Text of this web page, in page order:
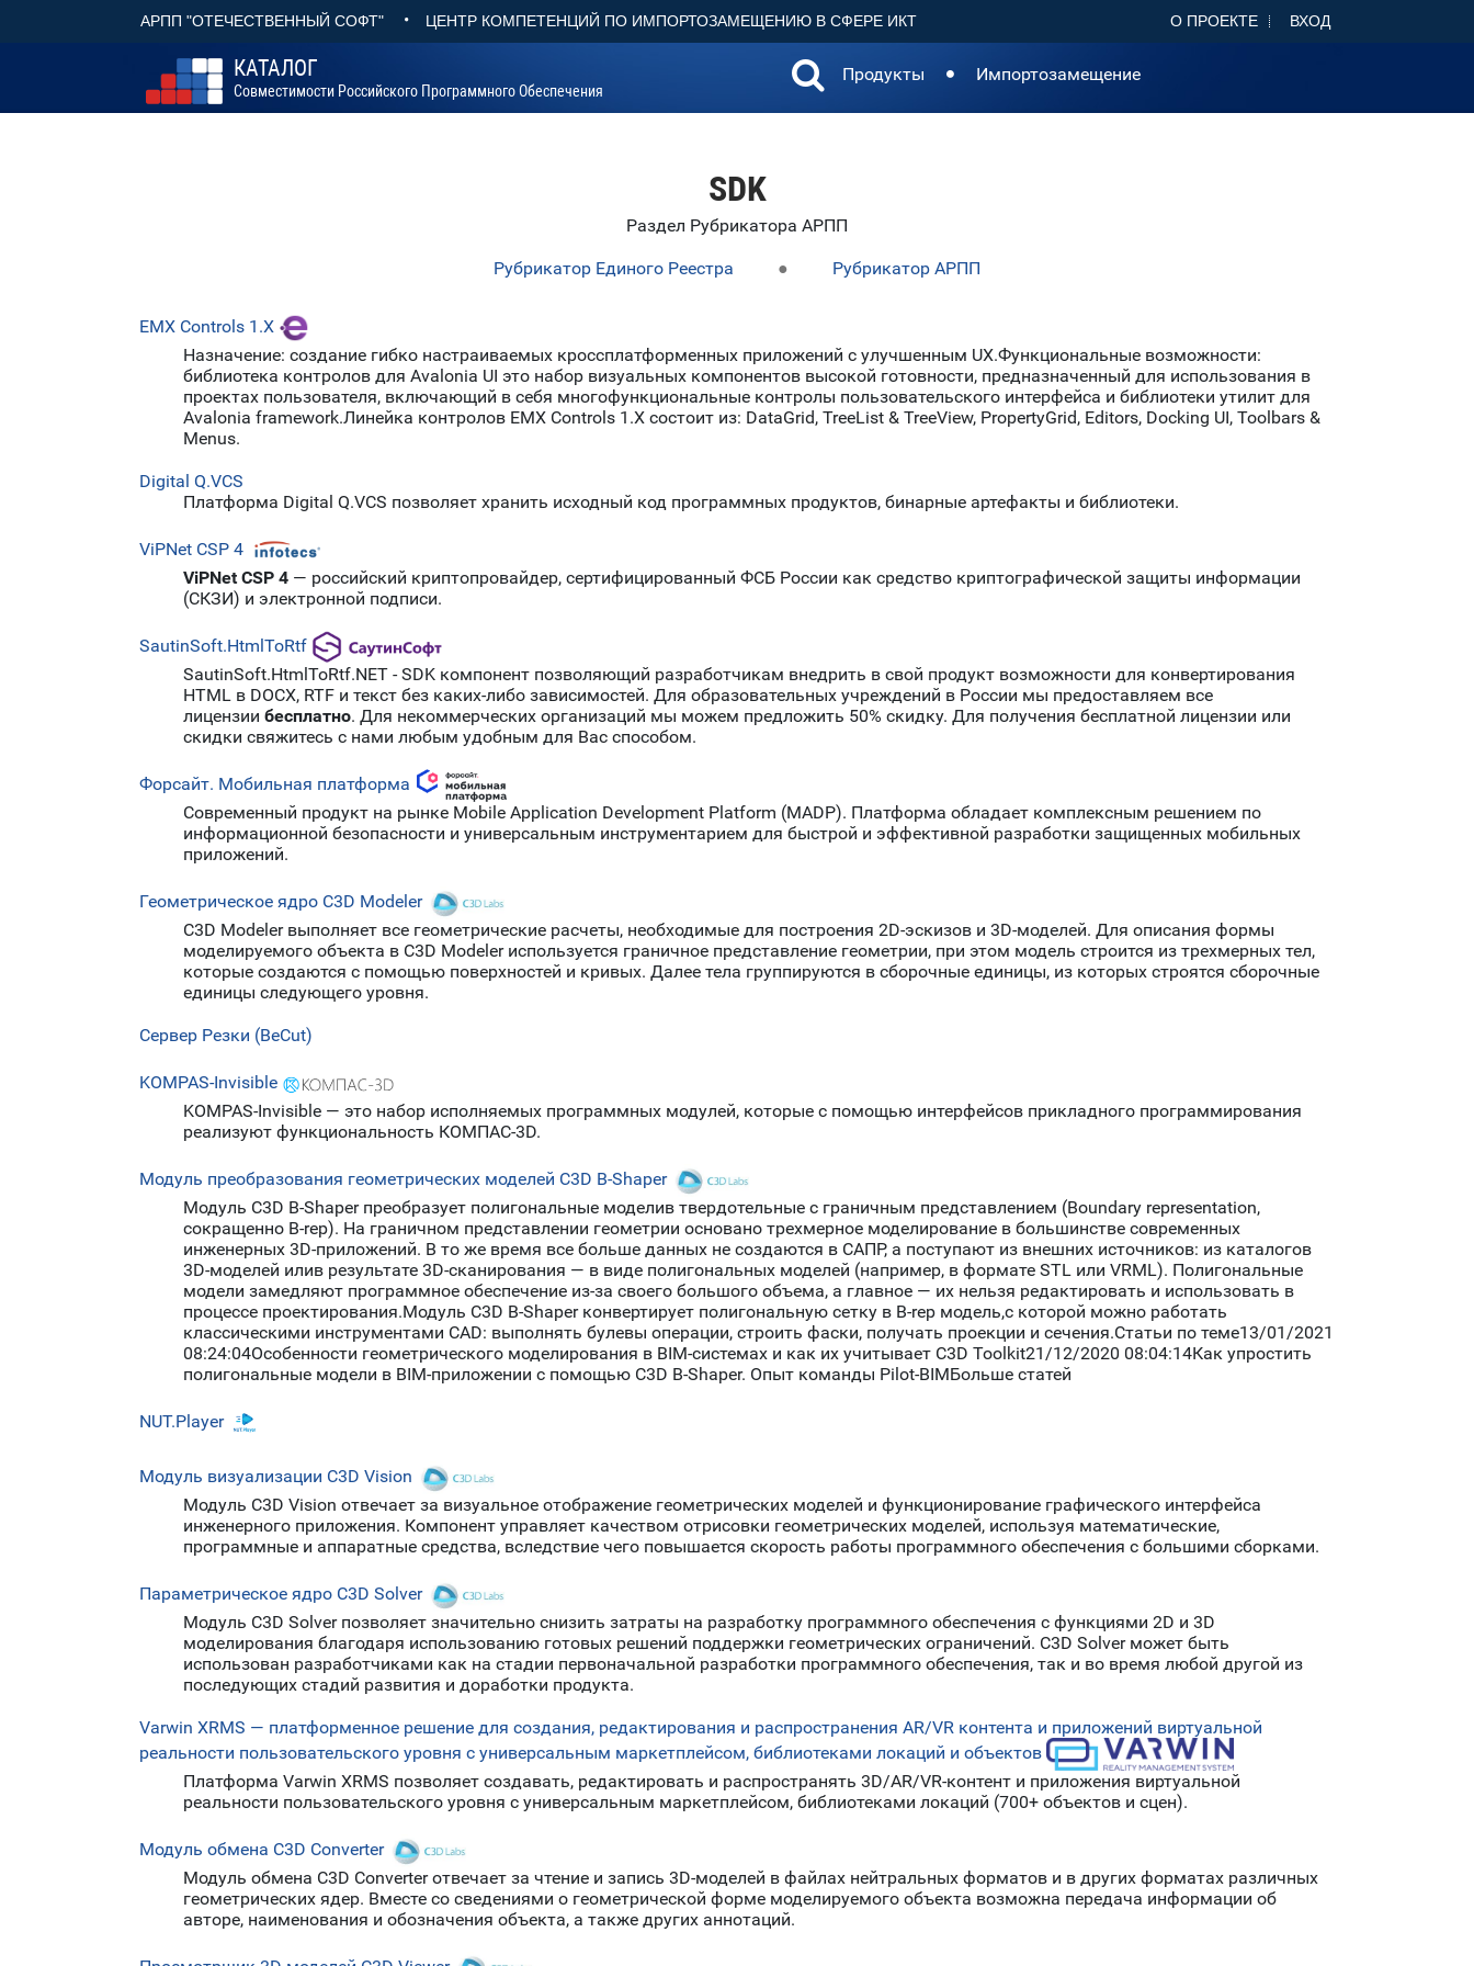
АРПП "ОТЕЧЕСТВЕННЫЙ СОФТ" • ЦЕНТР КОМПЕТЕНЦИЙ ПО ИМПОРТОЗАМЕЩЕНИЮ В СФЕРЕ ИКТ О ПРОЕКТЕ ВХОД
КАТАЛОГ
Совместимости Российского Программного Обеспечения
Продукты Импортозамещение
SDK
Раздел Рубрикатора АРПП
Рубрикатор Единого Реестра ● Рубрикатор АРПП
EMX Controls 1.X
Назначение: создание гибко настраиваемых кроссплатформенных приложений с улучшенным UX.Функциональные возможности:
библиотека контролов для Avalonia UI это набор визуальных компонентов высокой готовности, предназначенный для использования в
проектах пользователя, включающий в себя многофункциональные контролы пользовательского интерфейса и библиотеки утилит для
Avalonia framework.Линейка контролов EMX Controls 1.Х состоит из: DataGrid, TreeList & TreeView, PropertyGrid, Editors, Docking UI, Toolbars &
Menus.
Digital Q.VCS
Платформа Digital Q.VCS позволяет хранить исходный код программных продуктов, бинарные артефакты и библиотеки.
ViPNet CSP 4
ViPNet CSP 4 — российский криптопровайдер, сертифицированный ФСБ России как средство криптографической защиты информации
(СКЗИ) и электронной подписи.
SautinSoft.HtmlToRtf
SautinSoft.HtmlToRtf.NET - SDK компонент позволяющий разработчикам внедрить в свой продукт возможности для конвертирования
HTML в DOCX, RTF и текст без каких-либо зависимостей. Для образовательных учреждений в России мы предоставляем все
лицензии бесплатно. Для некоммерческих организаций мы можем предложить 50% скидку. Для получения бесплатной лицензии или
скидки свяжитесь с нами любым удобным для Вас способом.
Форсайт. Мобильная платформа
Современный продукт на рынке Mobile Application Development Platform (MADP). Платформа обладает комплексным решением по
информационной безопасности и универсальным инструментарием для быстрой и эффективной разработки защищенных мобильных
приложений.
Геометрическое ядро C3D Modeler
C3D Modeler выполняет все геометрические расчеты, необходимые для построения 2D-эскизов и 3D-моделей. Для описания формы
моделируемого объекта в C3D Modeler используется граничное представление геометрии, при этом модель строится из трехмерных тел,
которые создаются с помощью поверхностей и кривых. Далее тела группируются в сборочные единицы, из которых строятся сборочные
единицы следующего уровня.
Сервер Резки (BeCut)
KOMPAS-Invisible
KOMPAS-Invisible — это набор исполняемых программных модулей, которые с помощью интерфейсов прикладного программирования
реализуют функциональность КОМПАС-3D.
Модуль преобразования геометрических моделей C3D B-Shaper
Модуль C3D B-Shaper преобразует полигональные моделив твердотельные с граничным представлением (Boundary representation,
сокращенно B-rep). На граничном представлении геометрии основано трехмерное моделирование в большинстве современных
инженерных 3D-приложений. В то же время все больше данных не создаются в САПР, а поступают из внешних источников: из каталогов
3D-моделей илив результате 3D-сканирования — в виде полигональных моделей (например, в формате STL или VRML). Полигональные
модели замедляют программное обеспечение из-за своего большого объема, а главное — их нельзя редактировать и использовать в
процессе проектирования.Модуль C3D B-Shaper конвертирует полигональную сетку в B-rep модель,с которой можно работать
классическими инструментами CAD: выполнять булевы операции, строить фаски, получать проекции и сечения.Статьи по теме13/01/2021
08:24:04Особенности геометрического моделирования в BIM-системах и как их учитывает C3D Toolkit21/12/2020 08:04:14Как упростить
полигональные модели в BIM-приложении с помощью C3D B-Shaper. Опыт команды Pilot-BIMБольше статей
NUT.Player
Модуль визуализации C3D Vision
Модуль C3D Vision отвечает за визуальное отображение геометрических моделей и функционирование графического интерфейса
инженерного приложения. Компонент управляет качеством отрисовки геометрических моделей, используя математические,
программные и аппаратные средства, вследствие чего повышается скорость работы программного обеспечения с большими сборками.
Параметрическое ядро C3D Solver
Модуль C3D Solver позволяет значительно снизить затраты на разработку программного обеспечения с функциями 2D и 3D
моделирования благодаря использованию готовых решений поддержки геометрических ограничений. C3D Solver может быть
использован разработчиками как на стадии первоначальной разработки программного обеспечения, так и во время любой другой из
последующих стадий развития и доработки продукта.
Varwin XRMS — платформенное решение для создания, редактирования и распространения AR/VR контента и приложений виртуальной
реальности пользовательского уровня с универсальным маркетплейсом, библиотеками локаций и объектов
Платформа Varwin XRMS позволяет создавать, редактировать и распространять 3D/AR/VR-контент и приложения виртуальной
реальности пользовательского уровня с универсальным маркетплейсом, библиотеками локаций (700+ объектов и сцен).
Модуль обмена C3D Converter
Модуль обмена C3D Converter отвечает за чтение и запись 3D-моделей в файлах нейтральных форматов и в других форматах различных
геометрических ядер. Вместе со сведениями о геометрической форме моделируемого объекта возможна передача информации об
авторе, наименования и обозначения объекта, а также других аннотаций.